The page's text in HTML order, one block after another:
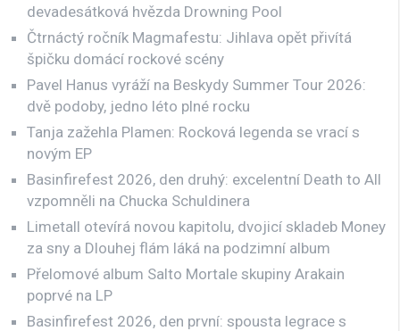
devadesátková hvězda Drowning Pool
Čtrnáctý ročník Magmafestu: Jihlava opět přivítá
špičku domácí rockové scény
Pavel Hanus vyráží na Beskydy Summer Tour 2026:
dvě podoby, jedno léto plné rocku
Tanja zažehla Plamen: Rocková legenda se vrací s
novým EP
Basinfirefest 2026, den druhý: excelentní Death to All
vzpomněli na Chucka Schuldinera
Limetall otevírá novou kapitolu, dvojicí skladeb Money
za sny a Dlouhej flám láká na podzimní album
Přelomové album Salto Mortale skupiny Arakain
poprvé na LP
Basinfirefest 2026, den první: spousta legrace s